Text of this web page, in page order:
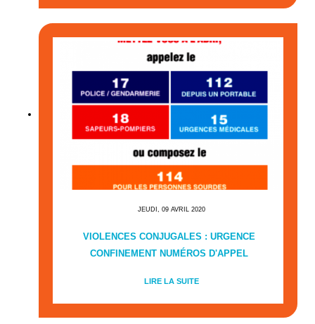
JEUDI, 09 AVRIL 2020
VIOLENCES CONJUGALES : URGENCE
CONFINEMENT NUMÉROS D'APPEL
LIRE LA SUITE